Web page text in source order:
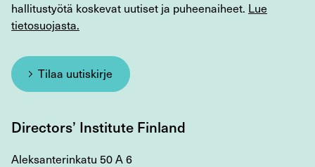
hallitustyötä koskevat uutiset ja puheenaiheet. Lue
tietosuojasta.
Tilaa uutiskirje
Directors’ Institute Finland
Aleksanterinkatu 50 A 6